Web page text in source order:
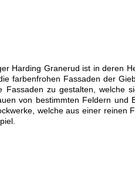
Harding Granerud ist in deren
farbenfrohen Fassaden der
Fassaden zu gestalten, welche
von bestimmten Feldern und
welche aus einer reinen